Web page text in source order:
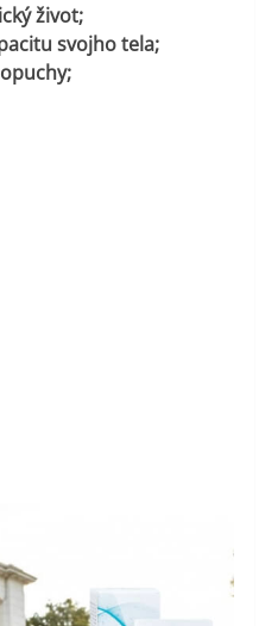
život;
svojho tela;